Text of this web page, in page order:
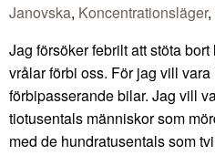
Janovska, Koncentrationsläger,
Jag försöker febrilt att stöta
vrålar förbi oss. För jag vill
förbipasserande bilar. Jag vill
tiotusentals människor som
med de hundratusentals som